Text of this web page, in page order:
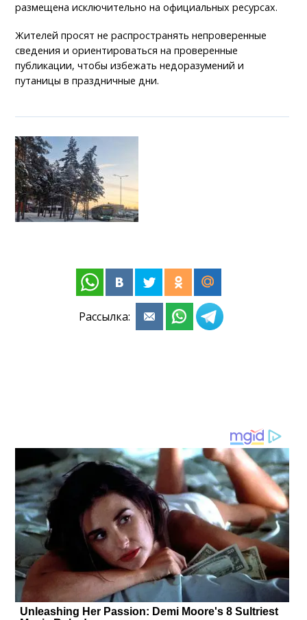
размещена исключительно на официальных ресурсах.
Жителей просят не распространять непроверенные
сведения и ориентироваться на проверенные
публикации, чтобы избежать недоразумений и
путаницы в праздничные дни.
Рассылка: